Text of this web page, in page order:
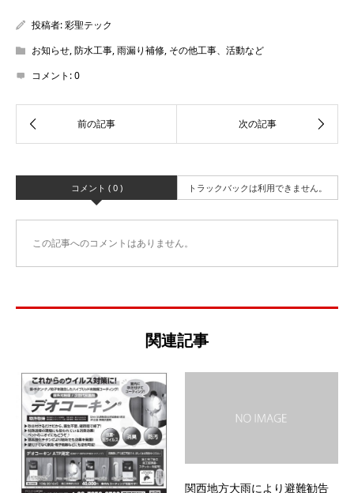
投稿者:彩聖テック
お知らせ,防水工事,雨漏り補修, その他工事、活動など
コメント:0
コメント ( 0 ) トラックバックは利用できません。
この記事へのコメントはありません。
関連記事
関西地方大雨により避難勧告